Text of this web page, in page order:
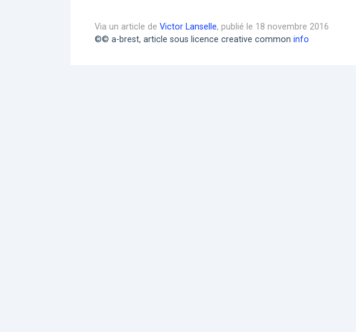
Via un article de Victor Lanselle, publié le 18 novembre 2016
©© a-brest, article sous licence creative common info